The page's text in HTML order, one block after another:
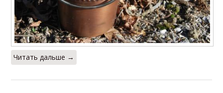
Читать дальше →